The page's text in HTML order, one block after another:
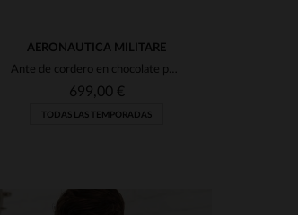
AERONAUTICA MILITARE
Ante de cordero en chocolate para aviador.Diseño cálido y duradero.
699,00 €
TODAS LAS TEMPORADAS